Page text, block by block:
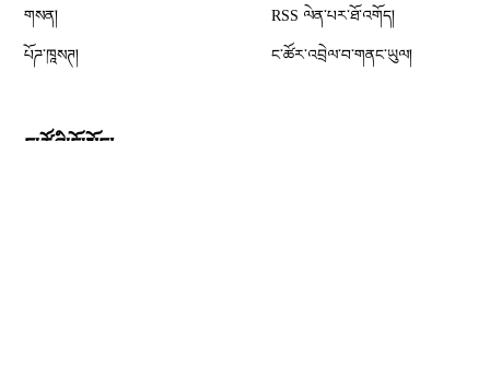
གསན།
པོཌ་ཁཱསཊ།
RSS ལེན་པར་ཐོ་འགོད།
ང་ཚོར་འབྲེལ་བ་གནང་ཡུལ།
ང་ཚོའི་ངོ་སྤྲོད།